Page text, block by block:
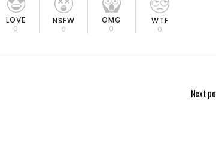
LOVE
0
NSFW
0
OMG
0
WTF
0
Next